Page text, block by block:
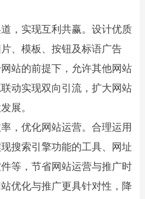
实现互利共赢。设计优质
、模板、按钮及标语广告
站的前提下，允许其他网站
动实现双向引流，扩大网站
展。​
优化网站运营。合理运用
搜索引擎功能的工具、网址
等，节省网站运营与推广时
优化与推广更具针对性，降